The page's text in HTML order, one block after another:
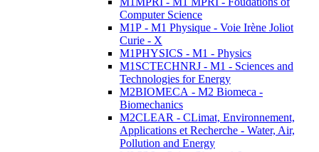
Computer Science
M1P - M1 Physique - Voie Irène Joliot
Curie - X
M1PHYSICS - M1 - Physics
M1SCTECHNRJ - M1 - Sciences and
Technologies for Energy
M2BIOMECA - M2 Biomeca -
Biomechanics
M2CLEAR - CLimat, Environnement,
Applications et Recherche - Water, Air,
Pollution and Energy